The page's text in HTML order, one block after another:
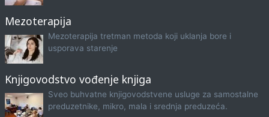
Mezoterapija
Mezoterapija tretman metoda koji uklanja bore i
usporava starenje
Knjigovodstvo vođenje knjiga
Sveo buhvatne knjigovodstvene usluge za samostalne
preduzetnike, mikro, mala i srednja preduzeća.